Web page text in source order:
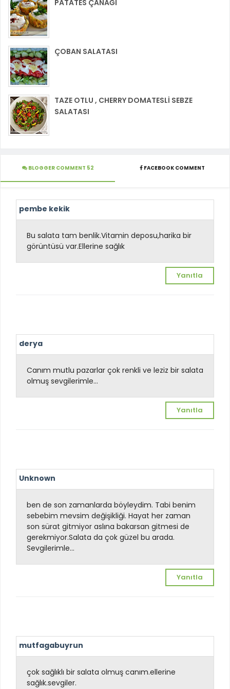
PATATES ÇANAĞI
ÇOBAN SALATASI
TAZE OTLU , CHERRY DOMATESLİ SEBZE
SALATASI
BLOGGER COMMENT 52 FACEBOOK COMMENT
pembe kekik
Bu salata tam benlik.Vitamin deposu,harika bir
görüntüsü var.Ellerine sağlık
Yanıtla
derya
Canım mutlu pazarlar çok renkli ve leziz bir salata
olmuş sevgilerimle...
Yanıtla
Unknown
ben de son zamanlarda böyleydim. Tabi benim
sebebim mevsim değişikliği. Hayat her zaman
son sürat gitmiyor aslına bakarsan gitmesi de
gerekmiyor.Salata da çok güzel bu arada.
Sevgilerimle...
Yanıtla
mutfagabuyrun
çok sağlıklı bir salata olmuş canım.ellerine
sağlık.sevgiler.